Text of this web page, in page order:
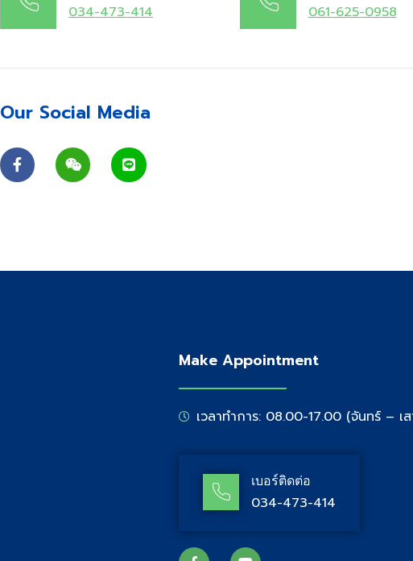
034-473-414 061-625-0958
Our Social Media
Make Appointment
เวลาทำการ: 08.00-17.00 (จันทร์ – เส
เบอร์ติดต่อ
034-473-414